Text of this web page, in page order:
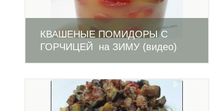
КВАШЕНЫЕ ПОМИДОРЫ С
ГОРЧИЦЕЙ на ЗИМУ (видео)